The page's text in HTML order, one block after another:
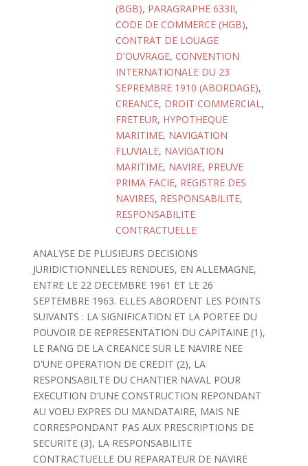
(BGB), PARAGRAPHE 633II,
CODE DE COMMERCE (HGB),
CONTRAT DE LOUAGE
D'OUVRAGE, CONVENTION
INTERNATIONALE DU 23
SEPREMBRE 1910 (ABORDAGE),
CREANCE, DROIT COMMERCIAL,
FRETEUR, HYPOTHEQUE
MARITIME, NAVIGATION
FLUVIALE, NAVIGATION
MARITIME, NAVIRE, PREUVE
PRIMA FACIE, REGISTRE DES
NAVIRES, RESPONSABILITE,
RESPONSABILITE
CONTRACTUELLE
ANALYSE DE PLUSIEURS DECISIONS
JURIDICTIONNELLES RENDUES, EN ALLEMAGNE,
ENTRE LE 22 DECEMBRE 1961 ET LE 26
SEPTEMBRE 1963. ELLES ABORDENT LES POINTS
SUIVANTS : LA SIGNIFICATION ET LA PORTEE DU
POUVOIR DE REPRESENTATION DU CAPITAINE (1),
LE RANG DE LA CREANCE SUR LE NAVIRE NEE
D'UNE OPERATION DE CREDIT (2), LA
RESPONSABILTE DU CHANTIER NAVAL POUR
EXECUTION D'UNE CONSTRUCTION REPONDANT
AU VOEU EXPRES DU MANDATAIRE, MAIS NE
CORRESPONDANT PAS AUX PRESCRIPTIONS DE
SECURITE (3), LA RESPONSABILITE
CONTRACTUELLE DU REPARATEUR DE NAVIRE